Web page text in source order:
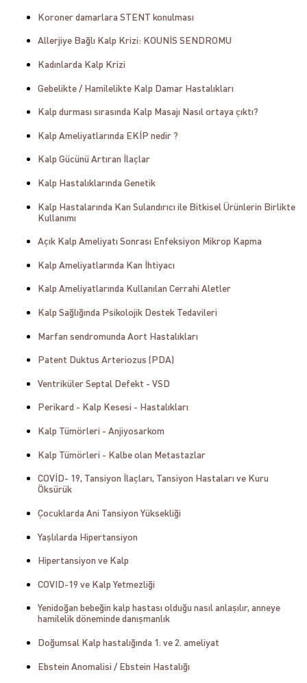
Koroner damarlara STENT konulması
Allerjiye Bağlı Kalp Krizi: KOUNİS SENDROMU
Kadınlarda Kalp Krizi
Gebelikte / Hamilelikte Kalp Damar Hastalıkları
Kalp durması sırasında Kalp Masajı Nasıl ortaya çıktı?
Kalp Ameliyatlarında EKİP nedir ?
Kalp Gücünü Artıran İlaçlar
Kalp Hastalıklarında Genetik
Kalp Hastalarında Kan Sulandırıcı ile Bitkisel Ürünlerin Birlikte
Kullanımı
Açık Kalp Ameliyatı Sonrası Enfeksiyon Mikrop Kapma
Kalp Ameliyatlarında Kan İhtiyacı
Kalp Ameliyatlarında Kullanılan Cerrahi Aletler
Kalp Sağlığında Psikolojik Destek Tedavileri
Marfan sendromunda Aort Hastalıkları
Patent Duktus Arteriozus (PDA)
Ventriküler Septal Defekt - VSD
Perikard - Kalp Kesesi - Hastalıkları
Kalp Tümörleri - Anjiyosarkom
Kalp Tümörleri - Kalbe olan Metastazlar
COVİD- 19, Tansiyon İlaçları, Tansiyon Hastaları ve Kuru
Öksürük
Çocuklarda Ani Tansiyon Yüksekliği
Yaşlılarda Hipertansiyon
Hipertansiyon ve Kalp
COVID-19 ve Kalp Yetmezliği
Yenidoğan bebeğin kalp hastası olduğu nasıl anlaşılır, anneye
hamilelik döneminde danışmanlık
Doğumsal Kalp hastalığında 1. ve 2. ameliyat
Ebstein Anomalisi / Ebstein Hastalığı